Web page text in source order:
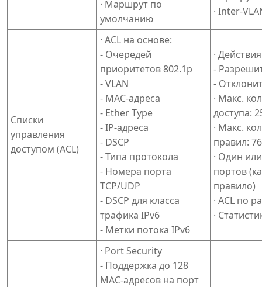
· Маршрут по
умолчанию
· Inter-
Списки
управления
доступом (ACL)
· ACL на основе:
- Очередей
приоритетов 802.1p
- VLAN
- MAC-адреса
- Ether Type
- IP-адреса
- DSCP
- Типа протокола
- Номера порта
TCP/UDP
- DSCP для класса
трафика IPv6
- Метки потока IPv6
·
-
-
· Макс.
доступа:
· Макс.
правил:
· Один
портов
правило)
· ACL по
·
· Port Security
- Поддержка до 128
MAC-адресов на порт